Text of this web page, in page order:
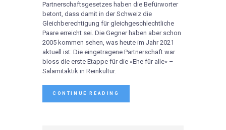
Partnerschaftsgesetzes haben die Befürworter
betont, dass damit in der Schweiz die
Gleichberechtigung für gleichgeschlechtliche
Paare erreicht sei. Die Gegner haben aber schon
2005 kommen sehen, was heute im Jahr 2021
aktuell ist: Die eingetragene Partnerschaft war
bloss die erste Etappe für die «Ehe für alle» –
Salamitaktik in Reinkultur.
CONTINUE READING